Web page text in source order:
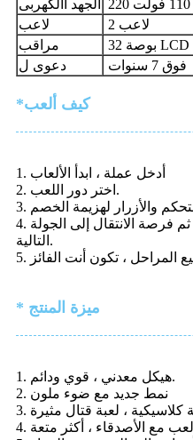
الجهد االكهربى
لاعب
2 لاعب
مراقب
32 بوصة LCD
دعوى ل
فوق 7 سنوات
*كيف ألعب
1. أدخل عملة ، ابدأ الألعاب
2. اختر دور اللعب.
4. عند الانتهاء من مستوى واحد ، ثم فرصة الانتقال إلى الجولة
التالية.
* ميزة المنتج
1. هيكل معدني ، قوي ودائم.
2. نمط جديد مع ضوء ملون